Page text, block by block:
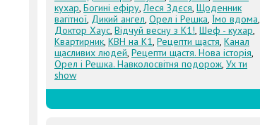
кухар, Богині ефіру,Леся Здєся, Щоденник
вагітної, Дикий ангел, Орел і Решка, Їмо вдома,
Доктор Хаус, Відчуй весну з К1!, Шеф - кухар,
Квартирник, КВН на К1, Рецепти щастя, Канал
щасливих людей, Рецепти щастя. Нова історія,
Орел і Решка. Навколосвітня подорож, Ух ти
show